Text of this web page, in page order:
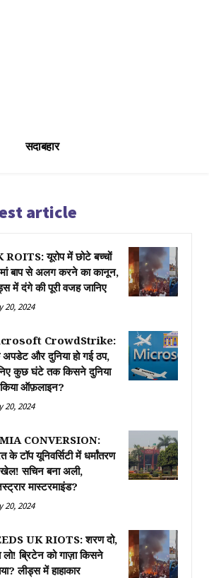
सदाबहार
article
ROITS: यूरोप में छोटे बच्चों
बाप से अलग करने का कानून,
में दंगे की पूरी वजह जानिए
20, 2024
CrowdStrike:
और दुनिया हो गई ठप,
कुछ घंटे तक किसने दुनिया
ऑफ़लाइन?
20, 2024
CONVERSION:
के टॉप यूनिवर्सिटी में धर्मांतरण
सचिन बना अली,
मास्टरमाइंड?
20, 2024
UK RIOTS: शरण दो,
लो! ब्रिटेन को गाज़ा किसने
लीड्स में हाहाकार